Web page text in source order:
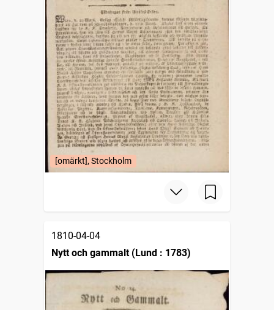
[omärkt], Stockholm
1810-04-04
Nytt och gammalt (Lund : 1783)